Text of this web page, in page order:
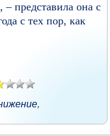
представила она с
с тех пор, как
,